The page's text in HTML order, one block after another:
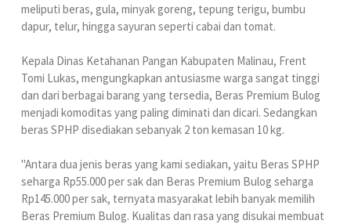
meliputi beras, gula, minyak goreng, tepung terigu, bumbu
dapur, telur, hingga sayuran seperti cabai dan tomat.
Kepala Dinas Ketahanan Pangan Kabupaten Malinau, Frent
Tomi Lukas, mengungkapkan antusiasme warga sangat tinggi
dan dari berbagai barang yang tersedia, Beras Premium Bulog
menjadi komoditas yang paling diminati dan dicari. Sedangkan
beras SPHP disediakan sebanyak 2 ton kemasan 10 kg.
"Antara dua jenis beras yang kami sediakan, yaitu Beras SPHP
seharga Rp55.000 per sak dan Beras Premium Bulog seharga
Rp145.000 per sak, ternyata masyarakat lebih banyak memilih
Beras Premium Bulog. Kualitas dan rasa yang disukai membuat